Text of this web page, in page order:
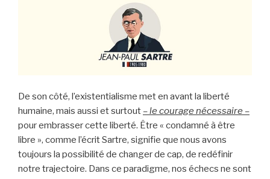
De son côté, l’existentialisme met en avant la liberté
humaine, mais aussi et surtout – le courage nécessaire –
pour embrasser cette liberté. Être « condamné à être
libre », comme l’écrit Sartre, signifie que nous avons
toujours la possibilité de changer de cap, de redéfinir
notre trajectoire. Dans ce paradigme, nos échecs ne sont